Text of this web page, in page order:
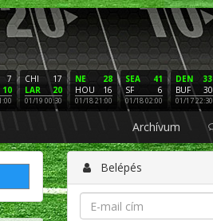
7
10
17
CHI
20
LAR
01/19 00:30
28
NE
16
HOU
01/18 21:00
41
SEA
6
SF
01/18 02:00
33
DEN
30
BUF
01/17 22:30
Archívum
Belépés